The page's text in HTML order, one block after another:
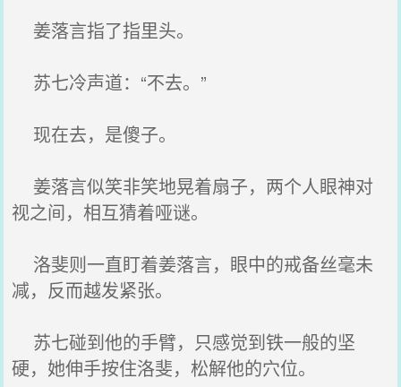
姜落言指了指里头。
苏七冷声道：“不去。”
现在去，是傻子。
姜落言似笑非笑地晃着扇子，两个人眼神对
视之间，相互猜着哑谜。
洛斐则一直盯着姜落言，眼中的戒备丝毫未
减，反而越发紧张。
苏七碰到他的手臂，只感觉到铁一般的坚
硬，她伸手按住洛斐，松解他的穴位。